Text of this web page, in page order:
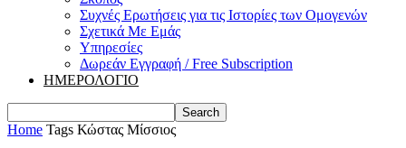
Συχνές Ερωτήσεις για τις Ιστορίες των Ομογενών
Σχετικά Με Εμάς
Υπηρεσίες
Δωρεάν Εγγραφή / Free Subscription
ΗΜΕΡΟΛΟΓΙΟ
Home Tags Κώστας Μίσσιος